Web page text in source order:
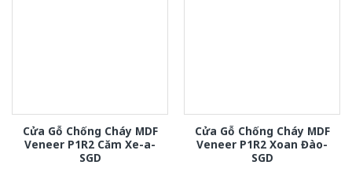
Cửa Gỗ Chống Cháy MDF
Veneer P1R2 Căm Xe-a-
SGD
Cửa Gỗ Chống Cháy MDF
Veneer P1R2 Xoan Đào-
SGD